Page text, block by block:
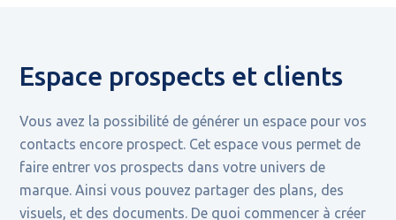
Espace prospects et clients
Vous avez la possibilité de générer un espace pour vos
contacts encore prospect. Cet espace vous permet de
faire entrer vos prospects dans votre univers de
marque. Ainsi vous pouvez partager des plans, des
visuels, et des documents. De quoi commencer à créer